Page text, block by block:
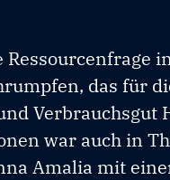
das für
Verbrauchsgut
war auch in
Amalia mit